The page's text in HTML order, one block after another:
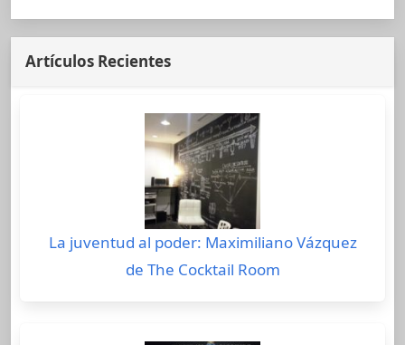
Artículos Recientes
La juventud al poder: Maximiliano Vázquez
de The Cocktail Room